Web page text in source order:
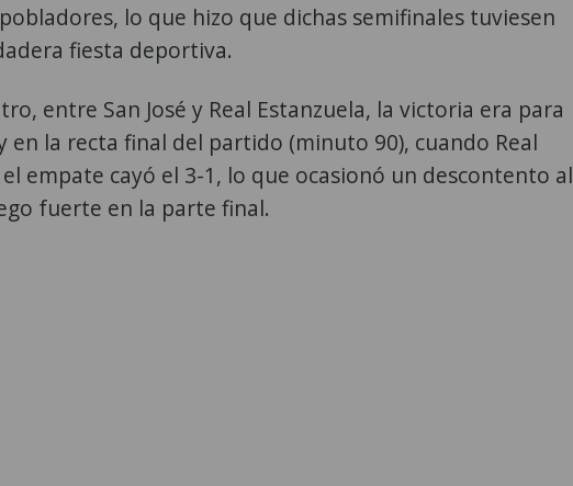
lo que hizo que dichas semifinales tuviesen
fiesta deportiva.
entre San José y Real Estanzuela, la victoria era para
en la recta final del partido (minuto 90), cuando Real
empate cayó el 3-1, lo que ocasionó un descontento al
fuerte en la parte final.